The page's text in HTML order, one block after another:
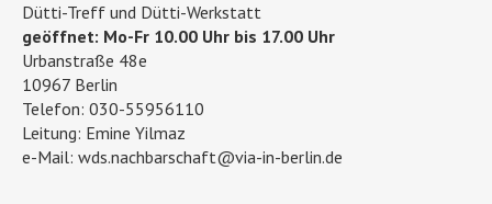
Dütti-Treff und Dütti-Werkstatt
geöffnet: Mo-Fr 10.00 Uhr bis 17.00 Uhr
Urbanstraße 48e
10967 Berlin
Telefon: 030-55956110
Leitung: Emine Yilmaz
e-Mail: wds.nachbarschaft@via-in-berlin.de